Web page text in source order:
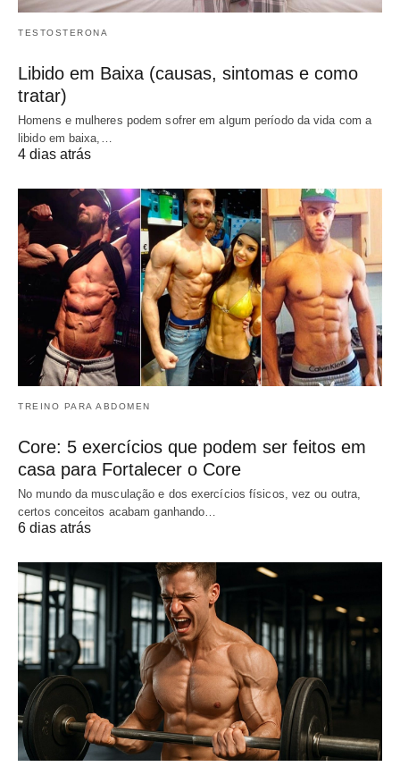
TESTOSTERONA
Libido em Baixa (causas, sintomas e como
tratar)
Homens e mulheres podem sofrer em algum período da vida com a
libido em baixa,…
4 dias atrás
TREINO PARA ABDOMEN
Core: 5 exercícios que podem ser feitos em
casa para Fortalecer o Core
No mundo da musculação e dos exercícios físicos, vez ou outra,
certos conceitos acabam ganhando…
6 dias atrás